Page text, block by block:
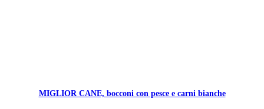
MIGLIOR CANE, bocconi con pesce e carni bianche